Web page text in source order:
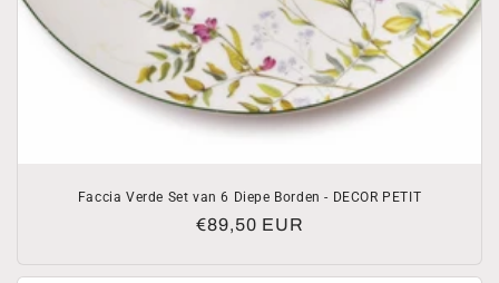
Faccia Verde Set van 6 Diepe Borden - DECOR PETIT
Normale
€89,50 EUR